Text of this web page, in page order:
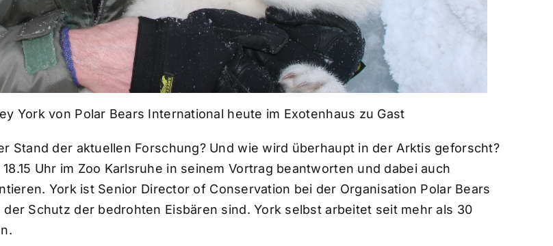
York von Polar Bears International heute im Exotenhaus zu Gast
Stand der aktuellen Forschung? Und wie wird überhaupt in der Arktis geforscht?
Uhr im Zoo Karlsruhe in seinem Vortrag beantworten und dabei auch
York ist Senior Director of Conservation bei der Organisation Polar Bears
Schutz der bedrohten Eisbären sind. York selbst arbeitet seit mehr als 30